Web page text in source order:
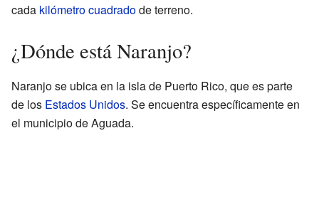
cada kilómetro cuadradode terreno.
¿Dónde está Naranjo?
Naranjo se ubica en la isla de Puerto Rico, que es parte
de los Estados Unidos. Se encuentra específicamente en
el municipio de Aguada.